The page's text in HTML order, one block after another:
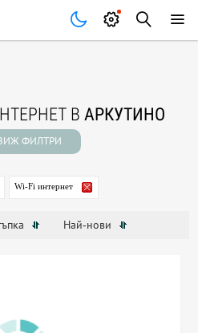
В АРКУТИНО
ФИЛТРИ
Wi-Fi интернет
Най-нови